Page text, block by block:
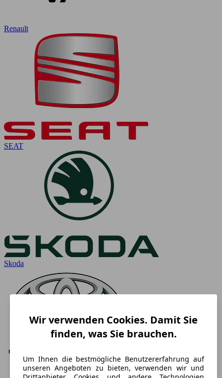
Renault
SEAT
Skoda
Wir verwenden Cookies. Damit Sie
finden, was Sie brauchen.
Um Ihnen die bestmögliche Benutzererfahrung auf
unseren Angeboten zu bieten, verwenden wir und